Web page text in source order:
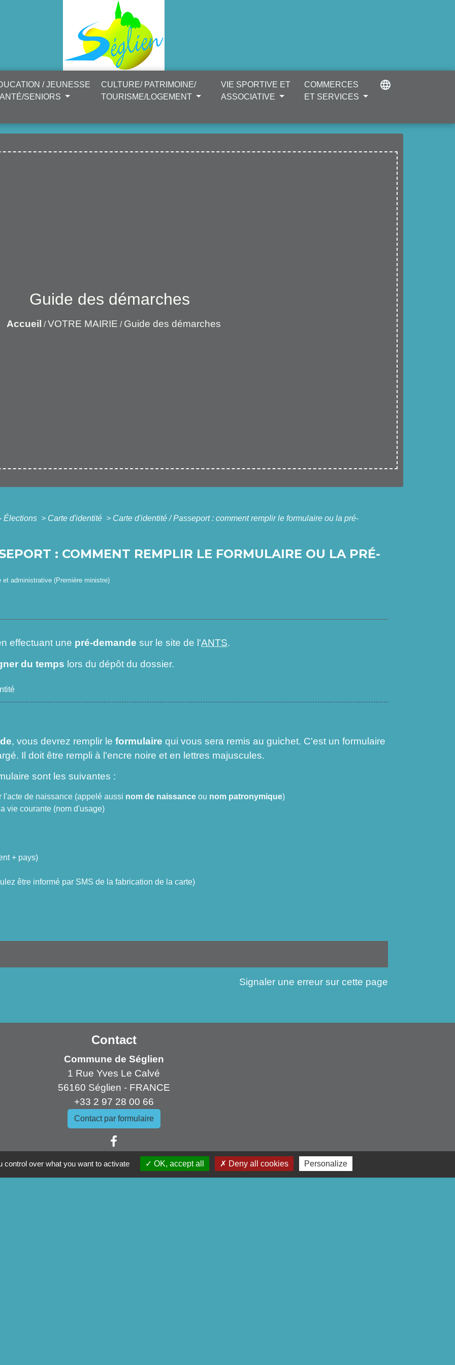
/ JEUNESSE
SENIORS
CULTURE/ PATRIMOINE/
TOURISME/LOGEMENT
VIE SPORTIVE ET
ASSOCIATIVE
COMMERCES
ET SERVICES
language
Guide des démarches
Accueil /VOTRE MAIRIE / Guide des démarches
Élections > Carte d'identité > Carte d'identité / Passeport : comment remplir le formulaire ou la pré-
: COMMENT REMPLIR LE FORMULAIRE OU LA PRÉ-
administrative (Première ministre)
effectuant une pré-demande sur le site de l'ANTS.
du temps lors du dépôt du dossier.
, vous devrez remplir le formulaire qui vous sera remis au guichet. C'est un formulaire
Il doit être rempli à l'encre noire et en lettres majuscules.
sont les suivantes :
l'acte de naissance (appelé aussi nom de naissance ou nom patronymique)
vie courante (nom d'usage)
+ pays)
être informé par SMS de la fabrication de la carte)
Signaler une erreur sur cette page
Contact
Commune de Séglien
1 Rue Yves Le Calvé
56160 Séglien - FRANCE
+33 2 97 28 00 66
Contact par formulaire
over what you want to activate OK, accept all Deny all cookies Personalize